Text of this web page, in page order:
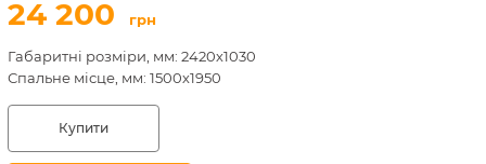
24 200 грн
Габаритні розміри, мм: 2420х1030
Спальне місце, мм: 1500х1950
Купити